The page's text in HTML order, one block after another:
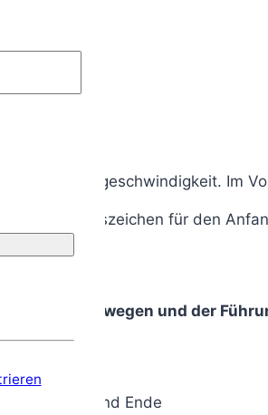
hohe Fließgeschwindigkeit. Im
ein Verkehrszeichen für den
Radschnellwegen und der